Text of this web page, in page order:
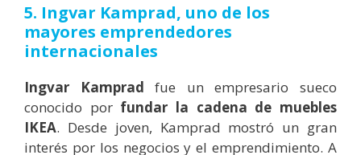
5. Ingvar Kamprad, uno de los
mayores emprendedores
internacionales
Ingvar Kamprad fue un empresario sueco
conocido porfundar la cadena de muebles
IKEA. Desde joven, Kamprad mostró un gran
interés por los negocios y el emprendimiento. A